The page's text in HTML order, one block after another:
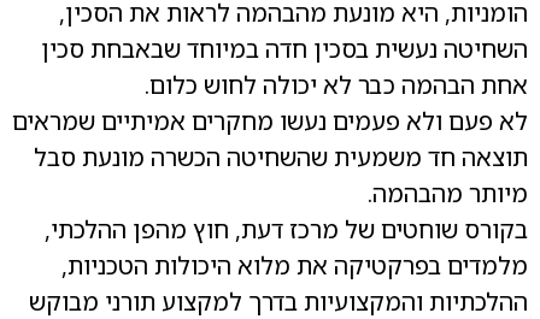
הומניות, היא מונעת מהבהמה לראות את הסכין,
השחיטה נעשית בסכין חדה במיוחד שבאבחת סכין
אחת הבהמה כבר לא יכולה לחוש כלום.
לא פעם ולא פעמים נעשו מחקרים אמיתיים שמראים
תוצאה חד משמעית שהשחיטה הכשרה מונעת סבל
מיותר מהבהמה.
בקורס שוחטים של מרכז דעת, חוץ מהפן ההלכתי,
מלמדים בפרקטיקה את מלוא היכולות הטכניות,
ההלכתיות והמקצועיות בדרך למקצוע תורני מבוקש